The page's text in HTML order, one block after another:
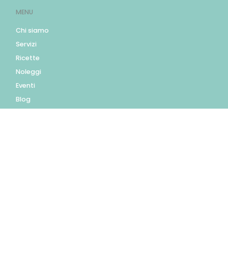
MENU
Chi siamo
Servizi
Ricette
Noleggi
Eventi
Blog